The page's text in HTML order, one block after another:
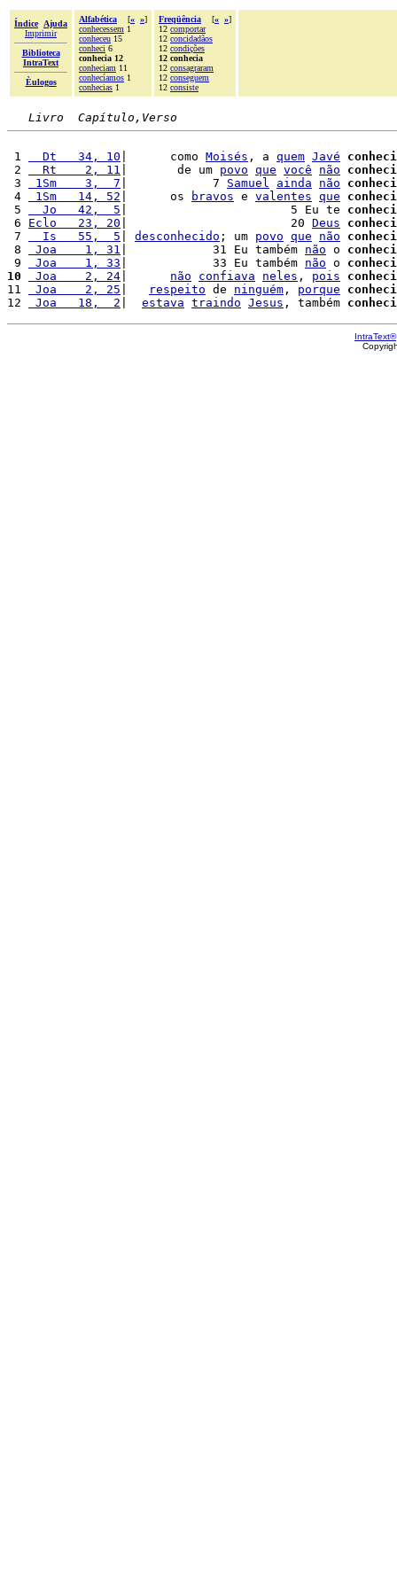
Índice
Ajuda
Imprimir
Biblioteca
IntraText
Èulogos
Alfabética [« »]
conhecessem 1
conheceu 15
conheci 6
conhecia 12
conheciam 11
conhecíamos 1
conhecias 1
Freqüência [« »]
12 comportar
12 concidadãos
12 condições
12 conhecia
12 consagraram
12 conseguem
12 consiste
Livro  Capítulo,Verso
1
  Dt   34, 10
|      como Moisés , a quem Javé
2
  Rt    2, 11
|       de um povo que você não
3
1Sm    3,  7 |            7 Samuel ainda não
4
1Sm   14, 52 |      os bravos e valentes que
5
  Jo   42,  5
|                       5 Eu te
6 Eclo   23, 20 |                       20 Deus
7
  Is   55,  5
desconhecido ; um povo que não
8
Joa    1, 31 |            31 Eu também não o
9
Joa    1, 33 |            33 Eu também não o
10
Joa    2, 24 não confiava neles , pois
11
Joa    2, 25 respeito de ninguém , porque
12
Joa   18,  2 estava traindo Jesus , também
IntraText®